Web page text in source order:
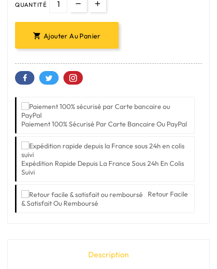
QUANTITÉ
 Ajouter Au Panier
Paiement 100% Sécurisé Par Carte Bancaire Ou PayPal
Expédition Rapide Depuis La France Sous 24h En Colis
Suivi
Retour Facile
& Satisfait Ou Remboursé
Description